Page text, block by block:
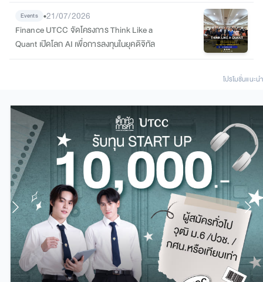
Events •21/07/2026
Finance UTCC จัดโครงการ Think Like a
Quant เปิดโลก AI เพื่อการลงทุนในยุคดิจิทัล
โปรโมชั่นแนะนํา